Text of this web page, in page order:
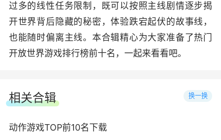
过多的线性任务限制，既可以按照主线剧情逐步揭
开世界背后隐藏的秘密，体验跌宕起伏的故事线，
也能随时偏离主线。本合辑精心为大家准备了热门
开放世界游戏排行榜前十名，一起来看看吧。
相关合辑 换一换
动作游戏TOP前10名下载